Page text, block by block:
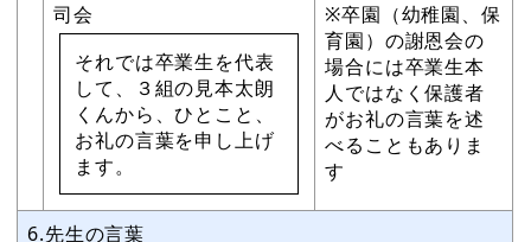
司会
それでは卒業生を代表
して、３組の見本太朗
くんから、ひとこと、
お礼の言葉を申し上げ
ます。
※卒園（幼稚園、保
育園）の謝恩会の
場合には卒業生本
人ではなく保護者
がお礼の言葉を述
べることもありま
す
6.先生の言葉